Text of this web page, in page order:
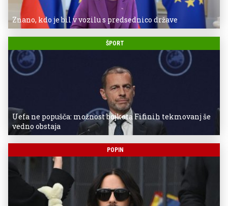
Znano, kdo je bil v vozilu s predsednico države
ŠPORT
Uefa ne popušča: možnost bojkota Fifinih tekmovanj še
vedno obstaja
POPIN